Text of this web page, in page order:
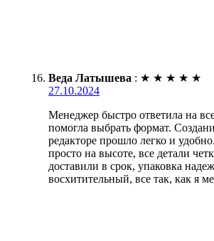
Веда Латышева : ★ ★ ★ ★ ★
27.10.2024
Менеджер быстро ответила на
помогла выбрать формат.
редакторе прошло легко и
просто на высоте, все детали
доставили в срок, упаковка
восхитительный, все так, как я